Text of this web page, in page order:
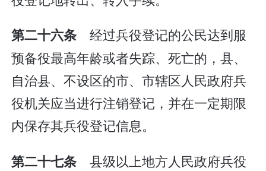
第二十六条经过兵役登记的公民达到服
预备役最高年龄或者失踪、死亡的，县、
自治县、不设区的市、市辖区人民政府兵
役机关应当进行注销登记，并在一定期限
内保存其兵役登记信息。
第二十七条县级以上地方人民政府兵役